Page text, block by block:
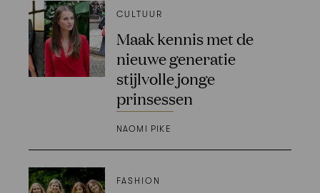
CULTUUR
Maak kennis met de
nieuwe generatie
stijlvolle jonge
prinsessen
NAOMI PIKE
FASHION